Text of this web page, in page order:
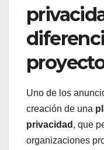
Uno de los
creación de una
privacidad , que
organizaciones